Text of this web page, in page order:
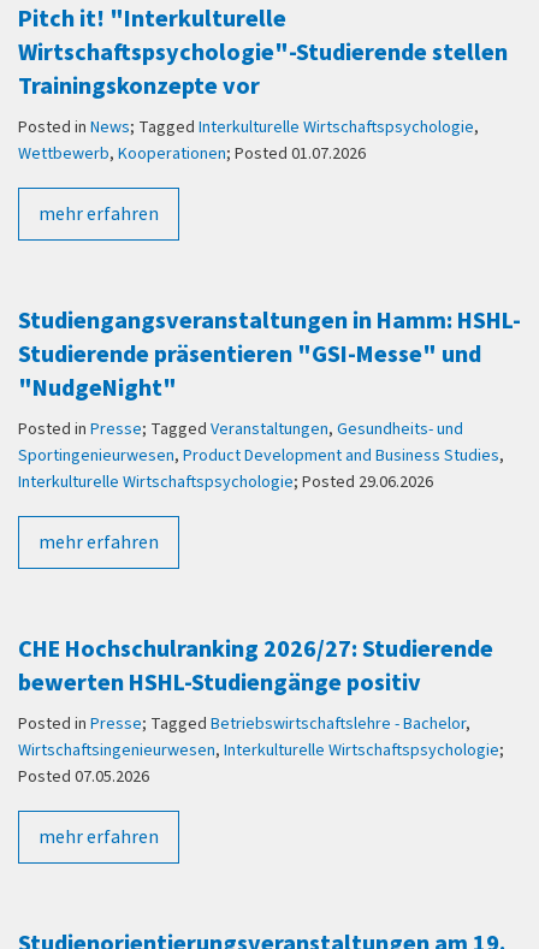
Pitch it! "Interkulturelle
Wirtschaftspsychologie"-Studierende stellen
Trainingskonzepte vor
Posted in News; Tagged Interkulturelle Wirtschaftspsychologie,
Wettbewerb, Kooperationen; Posted 01.07.2026
mehr erfahren
Studiengangsveranstaltungen in Hamm: HSHL-
Studierende präsentieren "GSI-Messe" und
"NudgeNight"
Posted in Presse; Tagged Veranstaltungen, Gesundheits- und
Sportingenieurwesen, Product Development and Business Studies,
Interkulturelle Wirtschaftspsychologie; Posted 29.06.2026
mehr erfahren
CHE Hochschulranking 2026/27: Studierende
bewerten HSHL-Studiengänge positiv
Posted in Presse; Tagged Betriebswirtschaftslehre - Bachelor,
Wirtschaftsingenieurwesen, Interkulturelle Wirtschaftspsychologie;
Posted 07.05.2026
mehr erfahren